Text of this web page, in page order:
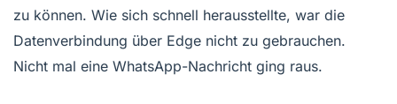
zu können. Wie sich schnell herausstellte, war die
Datenverbindung über Edge nicht zu gebrauchen.
Nicht mal eine WhatsApp-Nachricht ging raus.